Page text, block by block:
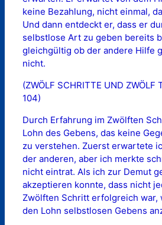
keine Bezahlung, nicht einmal,
Und dann entdeckt er, dass er
selbstlose Art zu geben bereits
gleichgültig ob der andere Hilfe
nicht.
(ZWÖLF SCHRITTE UND ZWÖLF
104)
Durch Erfahrung im Zwölften
Lohn des Gebens, das keine
zu verstehen. Zuerst erwartete
der anderen, aber ich merkte
nicht eintrat. Als ich zur Demut
akzeptieren konnte, dass nicht
Zwölften Schritt erfolgreich war,
den Lohn selbstlosen Gebens